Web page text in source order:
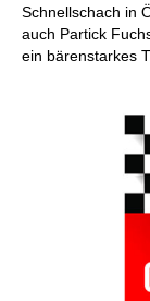
Schnellschach in
auch Partick
ein bärenstarkes